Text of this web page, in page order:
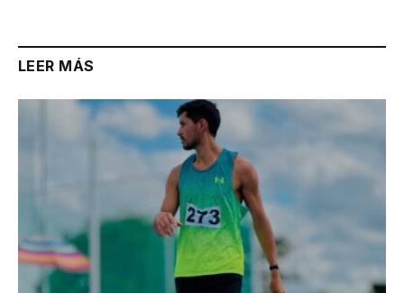
LEER MÁS